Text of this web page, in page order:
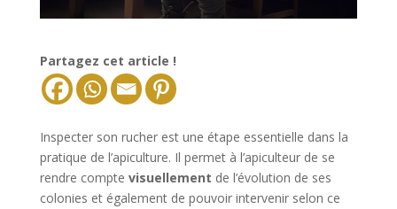
Partagez cet article !
Inspecter son rucher est une étape essentielle dans la
pratique de l’apiculture. Il permet à l’apiculteur de se
rendre compte visuellement de l’évolution de ses
colonies et également de pouvoir intervenir selon ce